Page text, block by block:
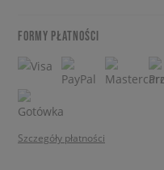
FORMY PŁATNOŚCI
Szczegóły płatności